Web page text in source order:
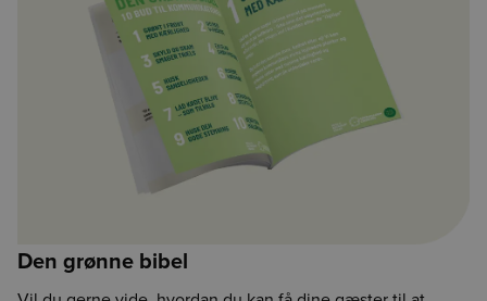
Den grønne bibel